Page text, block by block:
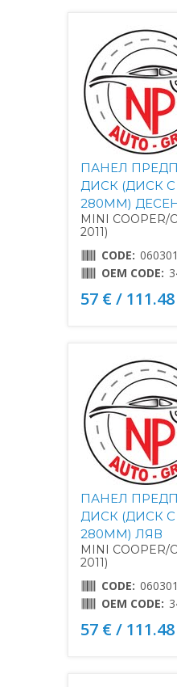
ПАНЕЛ
ДИСК (ДИСК
280MM)
MINI COOPER/
2011)
CODE:
OEM CODE:
57 € /
ПАНЕЛ
ДИСК (ДИСК
280MM) ЛЯВ
MINI COOPER/
2011)
CODE:
OEM CODE:
57 € /